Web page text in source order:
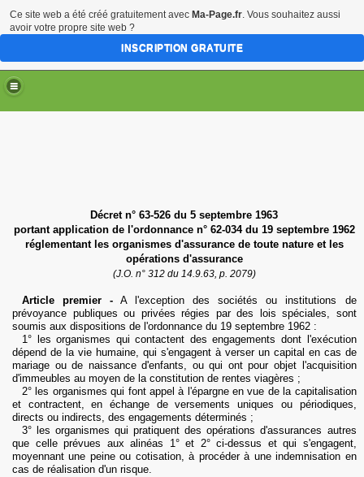
Décret n° 63-526 du 5 septembre 1963
portant application de l'ordonnance n° 62-034 du 19 septembre 1962
réglementant les organismes d'assurance de toute nature et les
opérations d'assurance
(J.O. n° 312 du 14.9.63, p. 2079)
Article premier - A l'exception des sociétés ou institutions de
prévoyance publiques ou privées régies par des lois spéciales, sont
soumis aux dispositions de l'ordonnance du 19 septembre 1962 :
1° les organismes qui contactent des engagements dont l'exécution
dépend de la vie humaine, qui s'engagent à verser un capital en cas de
mariage ou de naissance d'enfants, ou qui ont pour objet l'acquisition
d'immeubles au moyen de la constitution de rentes viagères ;
2° les organismes qui font appel à l'épargne en vue de la capitalisation
et contractent, en échange de versements uniques ou périodiques,
directs ou indirects, des engagements déterminés ;
3° les organismes qui pratiquent des opérations d'assurances autres
que celle prévues aux alinéas 1° et 2° ci-dessus et qui s'engagent,
moyennant une peine ou cotisation, à procéder à une indemnisation en
cas de réalisation d'un risque.
Ce site web a été créé gratuitement avec Ma-Page.fr. Vous souhaitez aussi
avoir votre propre site web ?
INSCRIPTION GRATUITE